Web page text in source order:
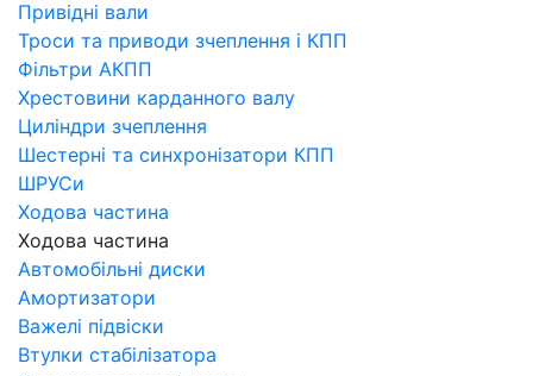
Привідні вали
Троси та приводи зчеплення і КПП
Фільтри АКПП
Хрестовини карданного валу
Циліндри зчеплення
Шестерні та синхронізатори КПП
ШРУСи
Ходова частина
Ходова частина
Автомобільні диски
Амортизатори
Важелі підвіски
Втулки стабілізатора